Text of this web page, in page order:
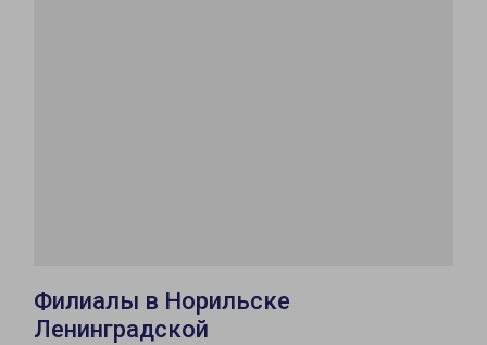
Филиалы в Норильске
Ленинградской